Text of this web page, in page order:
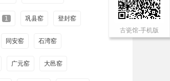
1 巩县窑 登封窑
同安窑 石湾窑
广元窑 大邑窑
古瓷馆-手机版